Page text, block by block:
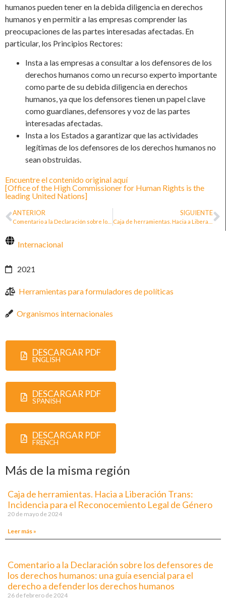
humanos pueden tener en la debida diligencia en derechos
humanos y en permitir a las empresas comprender las
preocupaciones de las partes interesadas afectadas. En
particular, los Principios Rectores:
Insta a las empresas a consultar a los defensores de los
derechos humanos como un recurso experto importante
como parte de su debida diligencia en derechos
humanos, ya que los defensores tienen un papel clave
como guardianes, defensores y voz de las partes
interesadas afectadas.
Insta a los Estados a garantizar que las actividades
legítimas de los defensores de los derechos humanos no
sean obstruidas.
Encuentre el contenido original aquí
[Office of the High Commissioner for Human Rights is the
leading United Nations]
ANTERIOR SIGUIENTE
Internacional
2021
Herramientas para formuladores de políticas
Organismos internacionales
DESCARGAR PDF
ENGLISH
DESCARGAR PDF
SPANISH
DESCARGAR PDF
FRENCH
Más de la misma región
Caja de herramientas. Hacia a Liberación Trans:
Incidencia para el Reconocemiento Legal de Género
20 de mayo de 2024
Leer más »
Comentario a la Declaración sobre los defensores de
los derechos humanos: una guía esencial para el
derecho a defender los derechos humanos
26 de febrero de 2024